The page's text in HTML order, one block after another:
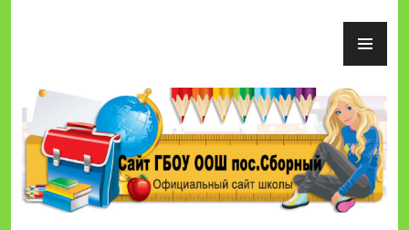
Сайт ГБОУ ООШ пос.Сборный